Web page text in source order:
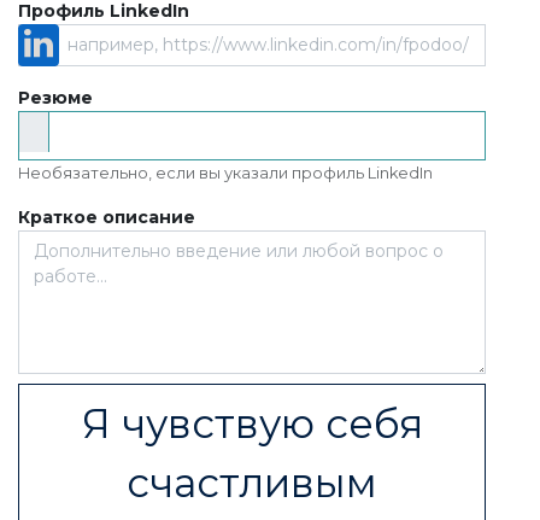
Профиль LinkedIn
Резюме
Необязательно, если вы указали профиль LinkedIn
Краткое описание
Я чувствую себя
счастливым